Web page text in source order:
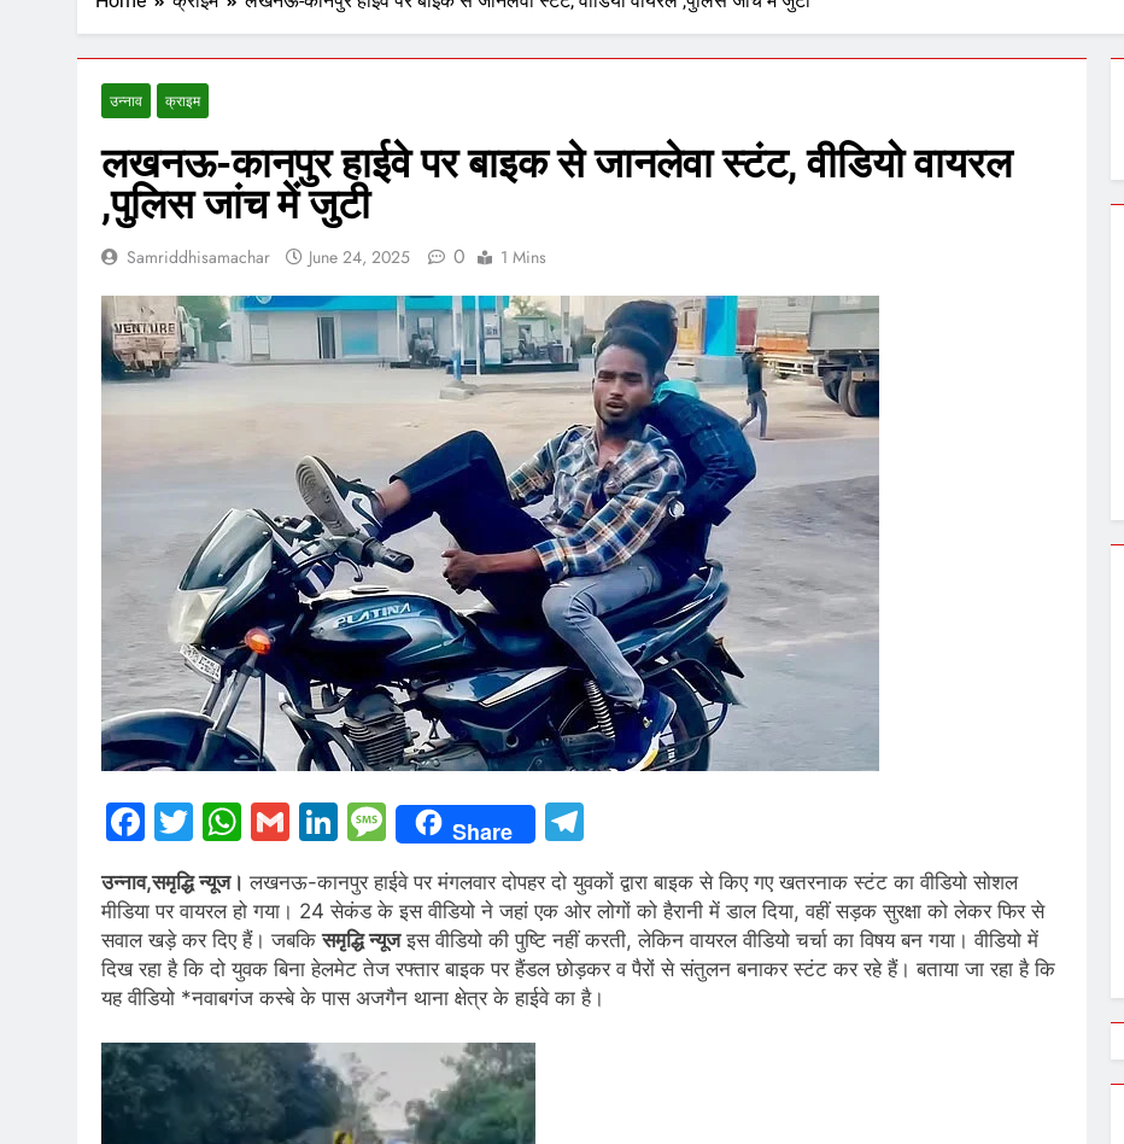
उन्नाव क्राइम
लखनऊ-कानपुर हाईवे पर बाइक से जानलेवा स्टंट, वीडियो वायरल
,पुलिस जांच में जुटी
Samriddhisamachar June 24, 2025 0 1 Mins
Facebook
Twitter
WhatsApp
GmailLinkedIn
Message
Share
उन्नाव,समृद्धि न्यूज। लखनऊ-कानपुर हाईवे पर मंगलवार दोपहर दो युवकों द्वारा बाइक से किए गए खतरनाक स्टंट का वीडियो सोशल
मीडिया पर वायरल हो गया। 24 सेकंड के इस वीडियो ने जहां एक ओर लोगों को हैरानी में डाल दिया, वहीं सड़क सुरक्षा को लेकर फिर से
सवाल खड़े कर दिए हैं। जबकिसमृद्धि न्यूजइस वीडियो की पुष्टि नहीं करती, लेकिन वायरल वीडियो चर्चा का विषय बन गया। वीडियो में
दिख रहा है कि दो युवक बिना हेलमेट तेज रफ्तार बाइक पर हैंडल छोड़कर व पैरों से संतुलन बनाकर स्टंट कर रहे हैं। बताया जा रहा है कि
यह वीडियो *नवाबगंज कस्बे के पास अजगैन थाना क्षेत्र के हाईवे का है।
Video
Player